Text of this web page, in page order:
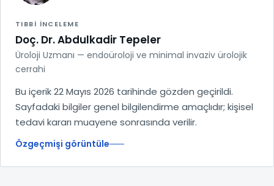
TIBBI INCELEME
Doç. Dr. Abdulkadir Tepeler
Üroloji Uzmanı — endoüroloji ve minimal invaziv ürolojik
cerrahi
Bu içerik 22 Mayıs 2026 tarihinde gözden geçirildi.
Sayfadaki bilgiler genel bilgilendirme amaçlıdır; kişisel
tedavi kararı muayene sonrasında verilir.
Özgeçmişi görüntüle